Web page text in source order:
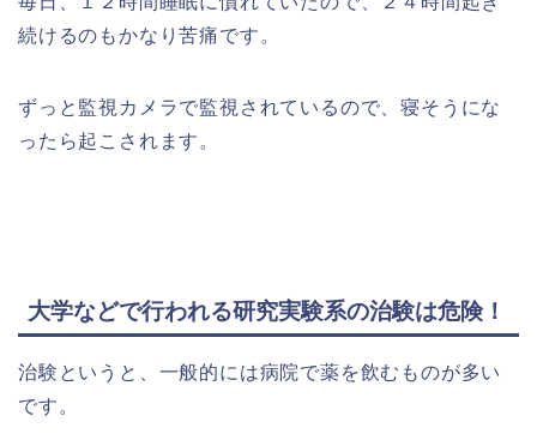
続けるのもかなり苦痛です。
ずっと監視カメラで監視されているので、寝そうにな
ったら起こされます。
大学などで行われる研究実験系の治験は危険！
治験というと、一般的には病院で薬を飲むものが多い
です。